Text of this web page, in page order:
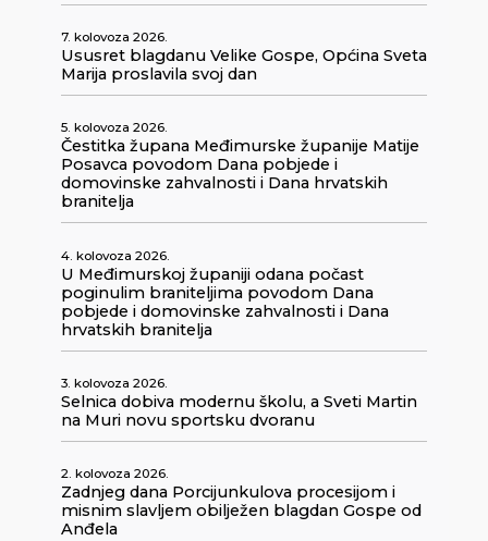
7. kolovoza 2026.
Ususret blagdanu Velike Gospe, Općina Sveta
Marija proslavila svoj dan
5. kolovoza 2026.
Čestitka župana Međimurske županije Matije
Posavca povodom Dana pobjede i
domovinske zahvalnosti i Dana hrvatskih
branitelja
4. kolovoza 2026.
U Međimurskoj županiji odana počast
poginulim braniteljima povodom Dana
pobjede i domovinske zahvalnosti i Dana
hrvatskih branitelja
3. kolovoza 2026.
Selnica dobiva modernu školu, a Sveti Martin
na Muri novu sportsku dvoranu
2. kolovoza 2026.
Zadnjeg dana Porcijunkulova procesijom i
misnim slavljem obilježen blagdan Gospe od
Anđela